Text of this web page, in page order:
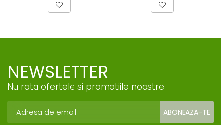
NEWSLETTER
Nu rata ofertele si promotiile noastre